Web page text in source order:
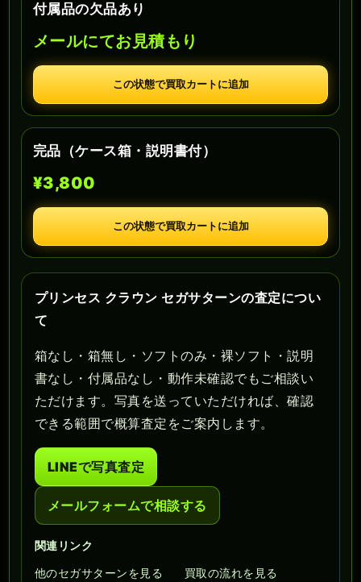
付属品の欠品あり
メールにてお見積もり
この状態で買取カートに追加
完品（ケース箱・説明書付）
¥3,800
この状態で買取カートに追加
プリンセス クラウン セガサターンの査定につい
て
箱なし・箱無し・ソフトのみ・裸ソフト・説明
書なし・付属品なし・動作未確認でもご相談い
ただけます。写真を送っていただければ、確認
できる範囲で概算査定をご案内します。
LINEで写真査定
メールフォームで相談する
関連リンク
他のセガサターンを見る
買取の流れを見る